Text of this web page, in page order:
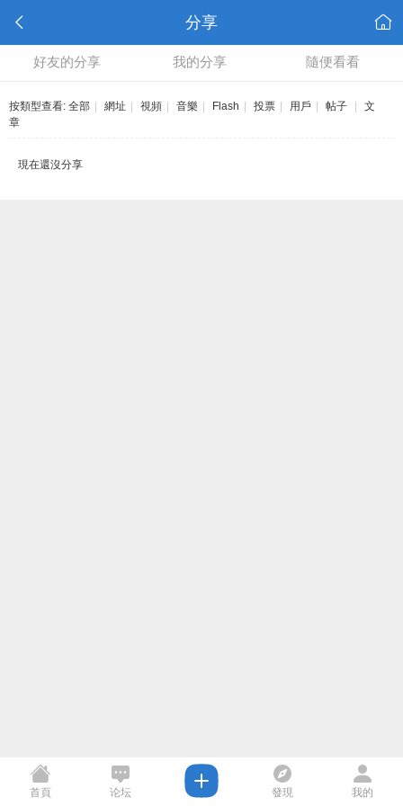
分享
好友的分享 我的分享 隨便看看
按類型查看: 全部 網址 視頻 音樂 Flash 投票 用戶 帖子
文
章
現在還沒分享
首頁 论坛 發現 我的